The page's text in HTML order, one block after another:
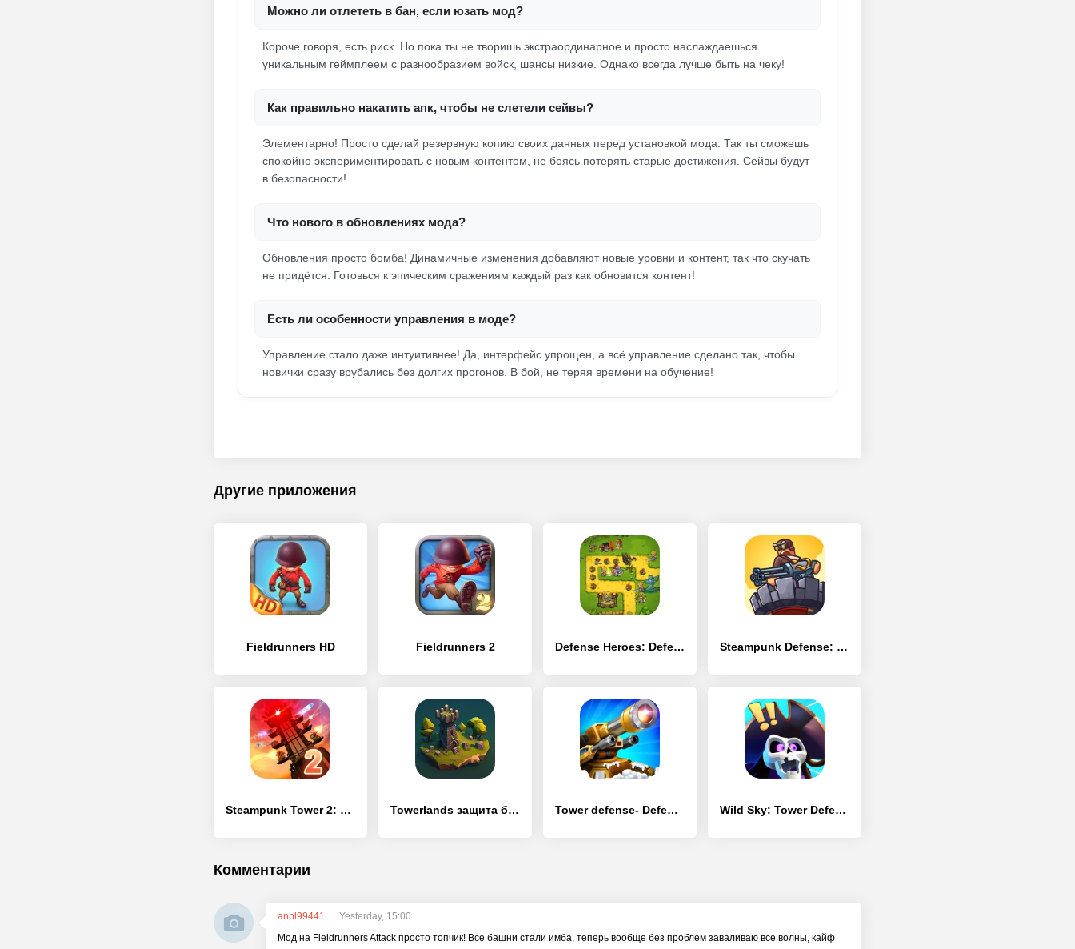
Можно ли отлететь в бан, если юзать мод?
Короче говоря, есть риск. Но пока ты не творишь экстраординарное и просто наслаждаешься
уникальным геймплеем с разнообразием войск, шансы низкие. Однако всегда лучше быть на чеку!
Как правильно накатить апк, чтобы не слетели сейвы?
Элементарно! Просто сделай резервную копию своих данных перед установкой мода. Так ты сможешь
спокойно экспериментировать с новым контентом, не боясь потерять старые достижения. Сейвы будут
в безопасности!
Что нового в обновлениях мода?
Обновления просто бомба! Динамичные изменения добавляют новые уровни и контент, так что скучать
не придётся. Готовься к эпическим сражениям каждый раз как обновится контент!
Есть ли особенности управления в моде?
Управление стало даже интуитивнее! Да, интерфейс упрощен, а всё управление сделано так, чтобы
новички сразу врубались без долгих прогонов. В бой, не теряя времени на обучение!
Другие приложения
Fieldrunners HD Fieldrunners 2 Defense Heroes: Defender War Tower Defense Steampunk Defense: Tower Defense
Steampunk Tower 2: The One Tower Defense Strategy Towerlands защита башни и базы Tower defense- Defense Legend Wild Sky: Tower Defense TD
Комментарии
anpl99441
Yesterday, 15:00
Мод на Fieldrunners Attack просто топчик! Все башни стали имба, теперь вообще без проблем заваливаю все волны, кайф